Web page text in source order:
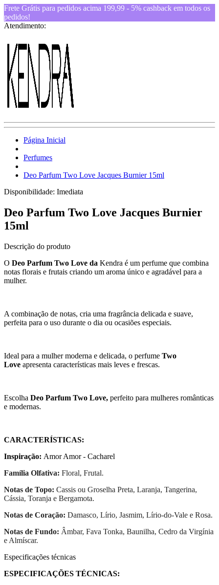
Frete Grátis para pedidos acima 199,99 - 5% cashback em todos os
pedidos!
Atendimento:
Página Inicial
Perfumes
Deo Parfum Two Love Jacques Burnier 15ml
Disponibilidade: Imediata
Deo Parfum Two Love Jacques Burnier
15ml
Descrição do produto
O Deo Parfum Two Love da Kendra é um perfume que combina
notas florais e frutais criando um aroma único e agradável para a
mulher.
A combinação de notas, cria uma fragrância delicada e suave,
perfeita para o uso durante o dia ou ocasiões especiais.
Ideal para a mulher moderna e delicada, o perfume Two
Love apresenta características mais leves e frescas.
Escolha Deo Parfum Two Love, perfeito para mulheres românticas
e modernas.
CARACTERÍSTICAS:
Inspiração: Amor Amor - Cacharel
Família Olfativa: Floral, Frutal.
Notas de Topo: Cassis ou Groselha Preta, Laranja, Tangerina,
Cássia, Toranja e Bergamota.
Notas de Coração: Damasco, Lírio, Jasmim, Lírio-do-Vale e Rosa.
Notas de Fundo: Âmbar, Fava Tonka, Baunilha, Cedro da Virgínia
e Almíscar.
Especificações técnicas
ESPECIFICAÇÕES TÉCNICAS: